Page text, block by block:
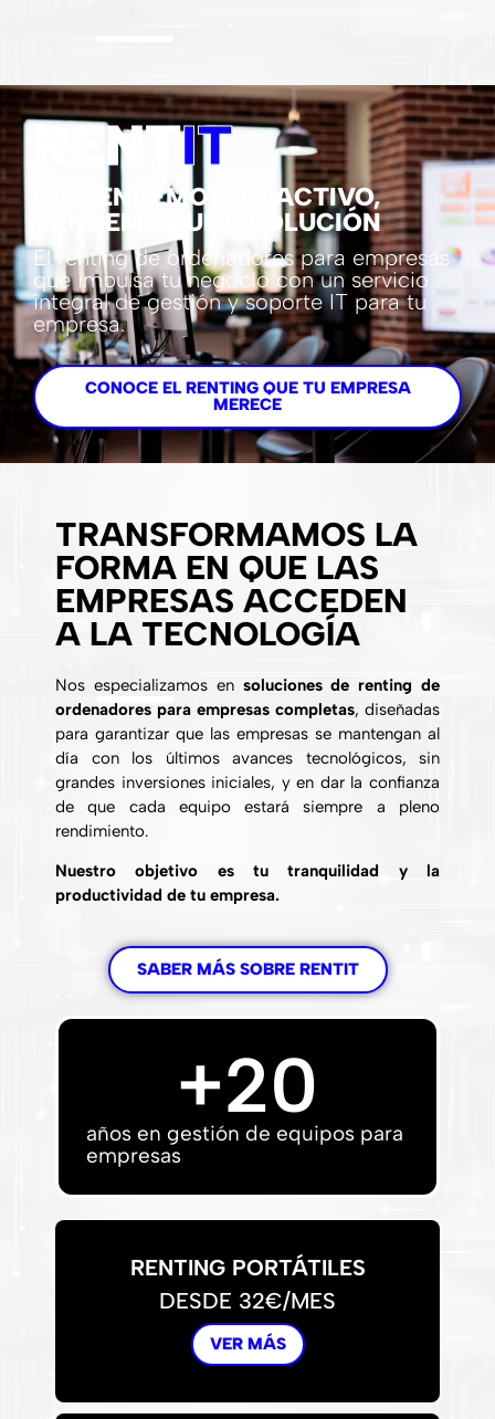
RENTIT
NO VENDEMOS UN ACTIVO,
VENDEMOS UNA SOLUCIÓN
El renting de ordenadores para empresas
que impulsa tu negocio con un servicio
integral de gestión y soporte IT para tu
empresa.
CONOCE EL RENTING QUE TU EMPRESA
MERECE
TRANSFORMAMOS LA
FORMA EN QUE LAS
EMPRESAS ACCEDEN
A LA TECNOLOGÍA
Nos especializamos en soluciones de renting de
ordenadores para empresas completas, diseñadas
para garantizar que las empresas se mantengan al
día con los últimos avances tecnológicos, sin
grandes inversiones iniciales, y en dar la confianza
de que cada equipo estará siempre a pleno
rendimiento.
Nuestro objetivo es tu tranquilidad y la
productividad de tu empresa.
SABER MÁS SOBRE RENTIT
años en gestión de equipos para
empresas
+20
RENTING PORTÁTILES
DESDE 32€/MES
VER MÁS